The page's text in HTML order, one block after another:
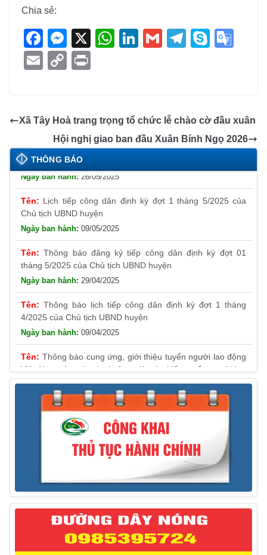
Chia sẻ:
F
a
c
b
o
k
M
e
ss
n
g
er
X
W
A
p
p
Li
dI
n
G
T
a
m
S
e
Tr
a
n
sl
at
E
C
y
Li
n
k
Xã Tây Hoà trang trọng tổ chức lễ chào cờ đầu xuân
Hội nghị giao ban đầu Xuân Bính Ngọ 2026
THÔNG BÁO
Thông báo đăng ký tiếp công dân định kỳ đợt 01
tháng 6/2025 của Chủ tịch UBND huyện
26/05/2025
Lịch tiếp công dân định kỳ đợt 1 tháng 5/2025 của
Chủ tịch UBND huyện
09/05/2025
Thông báo đăng ký tiếp công dân định kỳ đợt 01
tháng 5/2025 của Chủ tịch UBND huyện
29/04/2025
Thông báo lịch tiếp công dân định kỳ đợt 1 tháng
4/2025 của Chủ tịch UBND huyện
09/04/2025
Thông báo cung ứng, giới thiệu tuyển người lao động
Việt Nam vào các vị trí công việc dự kiến tuyển người lao
động nước ngoài
31/03/2025
Thông báo treo cờ Tổ quốc nhân kỷ niệm 50 năm
Ngày giải phóng tỉnh Phú Yên (01/4/1975 – 01/4/2025)
28/03/2025
Thông báo giới thiệu, cung ứng lao động Việt Nam
cho Liên danh Hengtong International Engineering Co.,Ltd
Thông báo đăng ký tiếp công dân định kỳ đợt 02
tháng 3/2025 của Chủ tịch UBND huyện
12/03/2025